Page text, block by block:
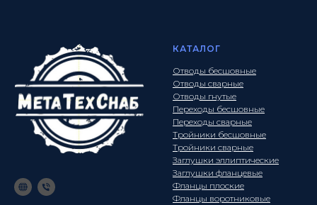
КАТАЛОГ
Отводы бесшовные
Отводы сварные
Отводы гнутые
Переходы бесшовные
Переходы сварные
Тройники бесшовные
Тройники сварные
Заглушки эллиптические
Заглушки фланцевые
Фланцы плоские
Фланцы воротниковые